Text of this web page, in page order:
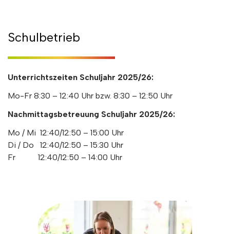
Schulbetrieb
Unterrichtszeiten Schuljahr 2025/26:
Mo-Fr 8:30 – 12:40 Uhr bzw. 8:30 – 12:50 Uhr
Nachmittagsbetreuung Schuljahr 2025/26:
Mo / Mi 12:40/12:50 – 15:00 Uhr
Di / Do 12:40/12:50 – 15:30 Uhr
Fr 12:40/12:50 – 14:00 Uhr